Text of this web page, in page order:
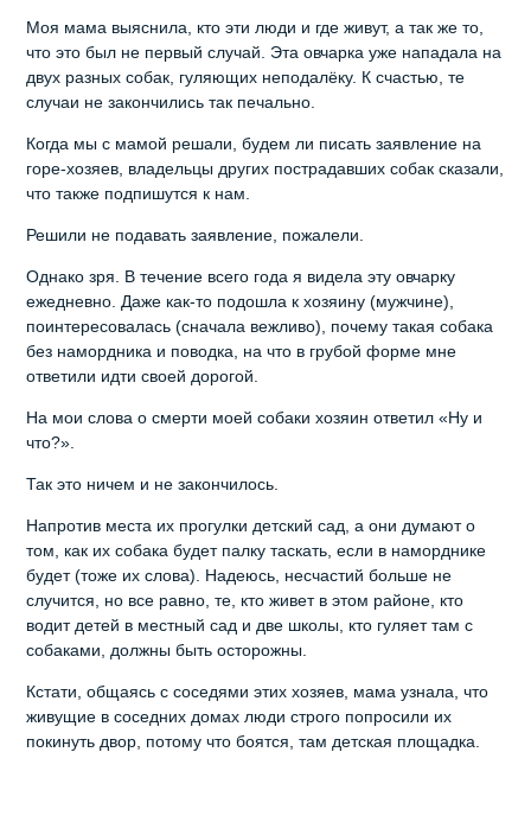
Моя мама выяснила, кто эти люди и где живут, а так же то,
что это был не первый случай. Эта овчарка уже нападала на
двух разных собак, гуляющих неподалёку. К счастью, те
случаи не закончились так печально.
Когда мы с мамой решали, будем ли писать заявление на
горе-хозяев, владельцы других пострадавших собак сказали,
что также подпишутся к нам.
Решили не подавать заявление, пожалели.
Однако зря. В течение всего года я видела эту овчарку
ежедневно. Даже как-то подошла к хозяину (мужчине),
поинтересовалась (сначала вежливо), почему такая собака
без намордника и поводка, на что в грубой форме мне
ответили идти своей дорогой.
На мои слова о смерти моей собаки хозяин ответил «Ну и
что?».
Так это ничем и не закончилось.
Напротив места их прогулки детский сад, а они думают о
том, как их собака будет палку таскать, если в наморднике
будет (тоже их слова). Надеюсь, несчастий больше не
случится, но все равно, те, кто живет в этом районе, кто
водит детей в местный сад и две школы, кто гуляет там с
собаками, должны быть осторожны.
Кстати, общаясь с соседями этих хозяев, мама узнала, что
живущие в соседних домах люди строго попросили их
покинуть двор, потому что боятся, там детская площадка.